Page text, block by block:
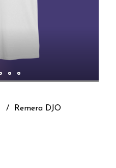
Remera DJO